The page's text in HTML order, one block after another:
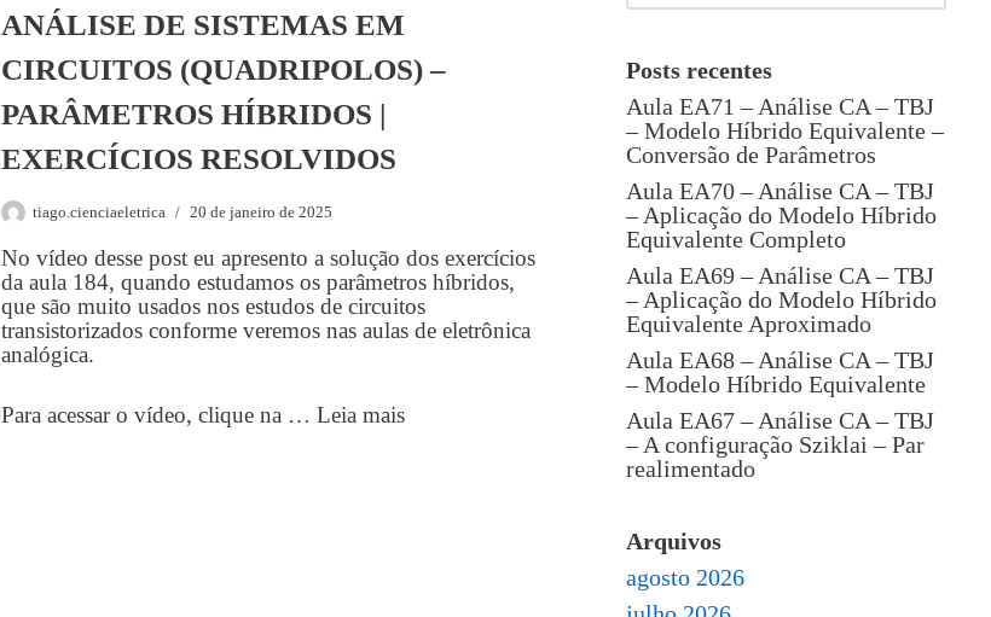
ANÁLISE DE SISTEMAS EM
CIRCUITOS (QUADRIPOLOS) –
PARÂMETROS HÍBRIDOS |
EXERCÍCIOS RESOLVIDOS
tiago.cienciaeletrica 20 de janeiro de 2025
No vídeo desse post eu apresento a solução dos exercícios
da aula 184, quando estudamos os parâmetros híbridos,
que são muito usados nos estudos de circuitos
transistorizados conforme veremos nas aulas de eletrônica
analógica.
Para acessar o vídeo, clique na … Leia mais
Posts recentes
Aula EA71 – Análise CA – TBJ
– Modelo Híbrido Equivalente –
Conversão de Parâmetros
Aula EA70 – Análise CA – TBJ
– Aplicação do Modelo Híbrido
Equivalente Completo
Aula EA69 – Análise CA – TBJ
– Aplicação do Modelo Híbrido
Equivalente Aproximado
Aula EA68 – Análise CA – TBJ
– Modelo Híbrido Equivalente
Aula EA67 – Análise CA – TBJ
– A configuração Sziklai – Par
realimentado
Arquivos
agosto 2026